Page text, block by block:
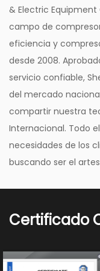
sólo elimina el
en el aire
contribuye a un
Con un consumo
este compresor
ambiente y al
estrictos
Eficiencia
este compresor
Con un motor de
entrada de 1500
energética. Los
los altos costes
& Electric Equipment
campo de
eficiencia y
desde 2008.
servicio confiable,
del mercado
compartir nuestra
Internacional. Todo
necesidades de los
buscando ser el
Certificado